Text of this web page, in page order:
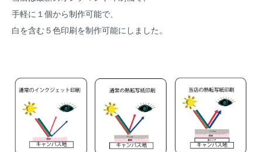
手軽に１個から制作可能で、
白を含む５色印刷を制作可能にしました。